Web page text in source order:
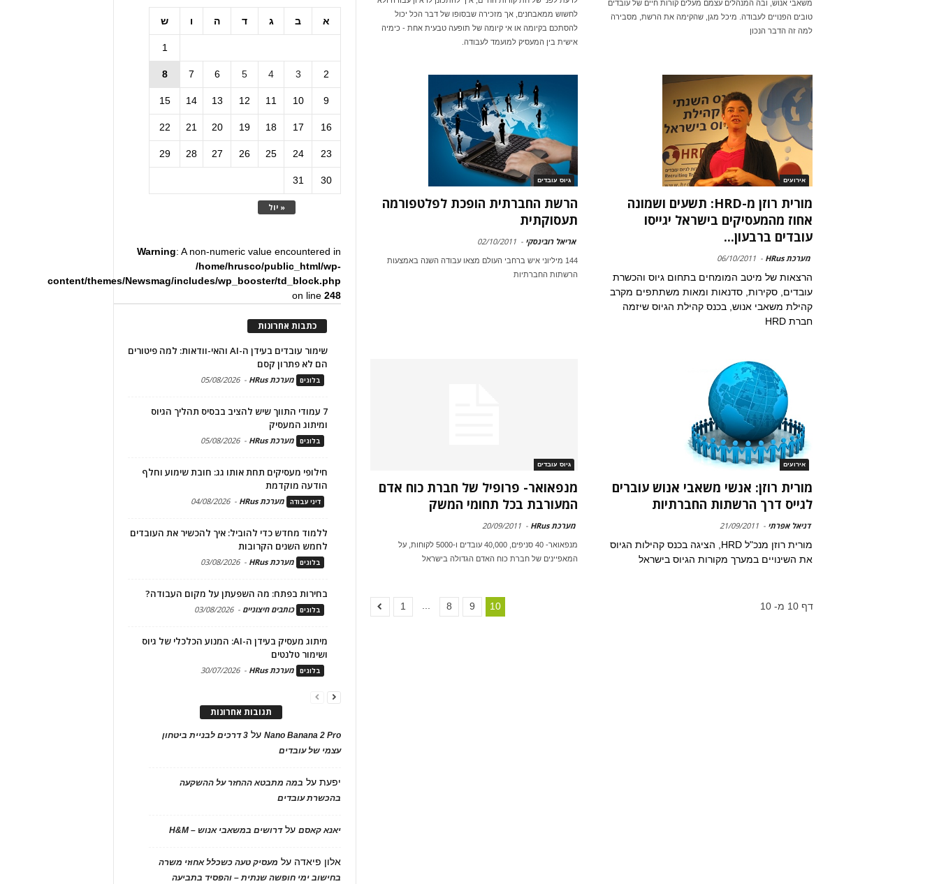
משאבי אנוש, ובה המנהלים עצמם מעלים קורות חיים של עובדים
טובים הפנויים לעבודה. מיכל מגן, שהקימה את הרשת, מסבירה
למה זה הדבר הנכון
לחשוש ממאבחנים, אך מזכירה שבסופו של דבר הכל יכול
להסתכם בקיומה או אי קיומה של תופעה טבעית אחת - כימיה
אישית בין המעסיק למועמד לעבודה.
אירועים
מורית רוזן מ-HRD: תשעים ושמונה
אחוז מהמעסיקים בישראל יגייסו
עובדים ברבעון...
מערכת HRus -
06/10/2011
הרצאות של מיטב המומחים בתחום גיוס והכשרת
עובדים, סקירות, סדנאות ומאות משתתפים מקרב
קהילת משאבי אנוש, בכנס קהילת הגיוס שיזמה
חברת HRD
גיוס עובדים
הרשת החברתית הופכת לפלטפורמה
תעסוקתית
אריאל רובינסקי -
02/10/2011
144 מיליוני איש ברחבי העולם מצאו עבודה השנה באמצעות
הרשתות החברתיות
אירועים
מורית רוזן: אנשי משאבי אנוש עוברים
לגייס דרך הרשתות החברתיות
דניאל אפרתי -
21/09/2011
מורית רוזן מנכ"ל HRD, הציגה בכנס קהילות הגיוס
את השינויים במערך מקורות הגיוס בישראל
גיוס עובדים
מנפאואר- פרופיל של חברת כוח אדם
המעורבת בכל תחומי המשק
מערכת HRus -
20/09/2011
מנפאואר- 40 סניפים, 40,000 עובדים ו-5000 לקוחות, על
המאפיינים של חברת כוח האדם הגדולה בישראל
1 8 9 10 דף 10 מ- 10
א ב ג ד ה ו ש
« יול
1
2
3
4
5
6
7
8
9
10
11
12
13
14
15
16
17
18
19
20
21
22
23
24
25
26
27
28
29
30
31
Warning: A non-numeric value encountered in
/home/hrusco/public_html/wp-
content/themes/Newsmag/includes/wp_booster/td_block.php
on line248
כתבות אחרונות
שימור עובדים בעידן ה-AI והאי-וודאות: למה פיטורים
הם לא פתרון קסם
בלוגים מערכת HRus -
05/08/2026
7 עמודי התווך שיש להציב בבסיס תהליך הגיוס
ומיתוג המעסיק
בלוגים מערכת HRus -
05/08/2026
חילופי מעסיקים תחת אותו גג: חובת שימוע וחלף
הודעה מוקדמת
דיני עבודה מערכת HRus -
04/08/2026
ללמוד מחדש כדי להוביל: איך להכשיר את העובדים
לחמש השנים הקרובות
בלוגים מערכת HRus -
03/08/2026
בחירות בפתח: מה השפעתן על מקום העבודה?
בלוגים כותבים חיצוניים -
03/08/2026
מיתוג מעסיק בעידן ה-AI: המנוע הכלכלי של גיוס
ושימור טלנטים
בלוגים מערכת HRus -
30/07/2026
תגובות אחרונות
Nano Banana 2 Proעל
3 דרכים לבניית ביטחון
עצמי של עובדים
יפעתעל במה מתבטא ההחזר על ההשקעה
בהכשרת עובדים
יאנא קאסםעלדרושים במשאבי אנוש – H&M
אלון פיאדה על מעסיק טעה כשכלל אחוזי משרה
בחישוב ימי חופשה שנתית – והפסיד בתביעה